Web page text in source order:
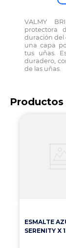
VALMY
protectora
duración del
una capa
tus uñas.
duradero,
de las uñas.
ESMALTE
SERENITY X